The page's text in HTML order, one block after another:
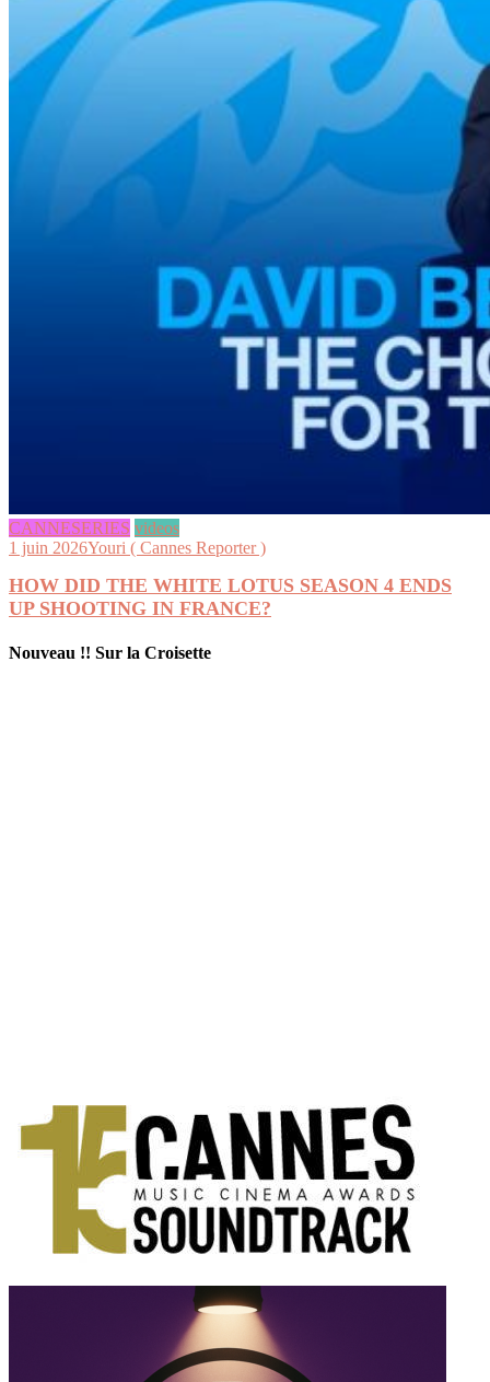
CANNESERIES videos
1 juin 2026Youri ( Cannes Reporter )
HOW DID THE WHITE LOTUS SEASON 4 ENDS
UP SHOOTING IN FRANCE?
Nouveau !! Sur la Croisette